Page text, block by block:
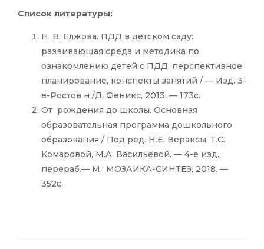
Список литературы:
Н. В. Елжова. ПДД в детском саду:
развивающая среда и методика по
ознакомлению детей с ПДД, перспективное
планирование, конспекты занятий / — Изд. 3-
е-Ростов н /Д: Феникс, 2013. — 173с.
От рождения до школы. Основная
образовательная программа дошкольного
образования / Под ред. Н.Е. Вераксы, Т.С.
Комаровой, М.А. Васильевой. — 4-е изд.,
перераб.— М.: МОЗАИКА-СИНТЕЗ, 2018. —
352с.